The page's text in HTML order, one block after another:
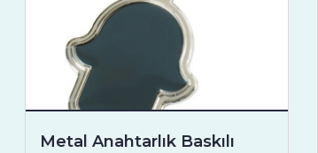
Metal Anahtarlık Baskılı